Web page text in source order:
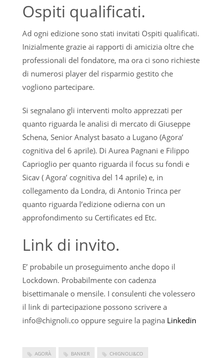
Ospiti qualificati.
Ad ogni edizione sono stati invitati Ospiti qualificati.
Inizialmente grazie ai rapporti di amicizia oltre che
professionali del fondatore, ma ora ci sono richieste
di numerosi player del risparmio gestito che
vogliono partecipare.
Si segnalano gli interventi molto apprezzati per
quanto riguarda le analisi di mercato di Giuseppe
Schena, Senior Analyst basato a Lugano (Agora’
cognitiva del 6 aprile). Di Aurea Pagnani e Filippo
Caprioglio per quanto riguarda il focus su fondi e
Sicav ( Agora’ cognitiva del 14 aprile) e, in
collegamento da Londra, di Antonio Trinca per
quanto riguarda l’edizione odierna con un
approfondimento su Certificates ed Etc.
Link di invito.
E’ probabile un proseguimento anche dopo il
Lockdown. Probabilmente con cadenza
bisettimanale o mensile. I consulenti che volessero
il link di partecipazione possono scrivere a
info@chignoli.co oppure seguire la pagina Linkedin
AGORÀ BANKER CHIGNOLI&CO